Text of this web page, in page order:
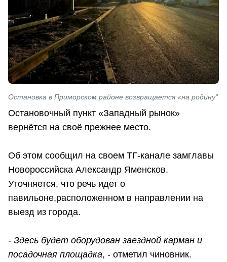
Остановка в Приморском районе возвращается «на родину"
Остановочный пункт «Западный рынок»
вернётся на своё прежнее место.
Об этом сообщил на своем ТГ-канале замглавы
Новороссийска Александр Яменсков.
Уточняется, что речь идет о
павильоне,расположенном в направлении на
выезд из города.
- Здесь будет оборудован заездной карман и
посадочная площадка, - отметил чиновник.